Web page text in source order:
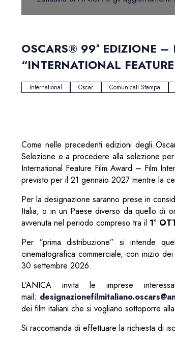
OSCARS® 99ª EDIZIONE
“INTERNATIONAL
International Oscar Comunicati Stampa
Come nelle precedenti edizioni degli
Selezione e a procedere alla selezione
International Feature Film Award – Film
previsto per il 21 gennaio 2027 mentre la
Per la designazione saranno prese in
Italia, o in un Paese diverso da quello di
avvenuta nel periodo compreso tra il 1°
Per “prima distribuzione” si intende
cinematografica commerciale, con inizio
30 settembre 2026.
L’ANICA invita le imprese
mail:
dei film italiani che si vogliano sottoporre
Si raccomanda di effettuare la richiesta di